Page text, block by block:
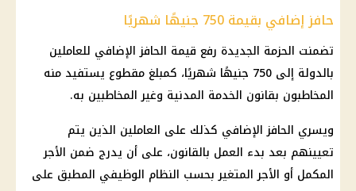
حافز إضافي بقيمة 750 جنيهًا شهريًا
تضمنت الحزمة الجديدة رفع قيمة الحافز الإضافي للعاملين
بالدولة إلى 750 جنيهًا شهريًا، كمبلغ مقطوع يستفيد منه
المخاطبون بقانون الخدمة المدنية وغير المخاطبين به.
ويسري الحافز الإضافي كذلك على العاملين الذين يتم
تعيينهم بعد بدء العمل بالقانون، على أن يدرج ضمن الأجر
المكمل أو الأجر المتغير بحسب النظام الوظيفي المطبق على